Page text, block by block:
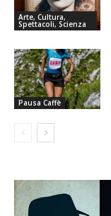
Arte, Cultura,
Spettacoli, Scienza
Pausa Caffè